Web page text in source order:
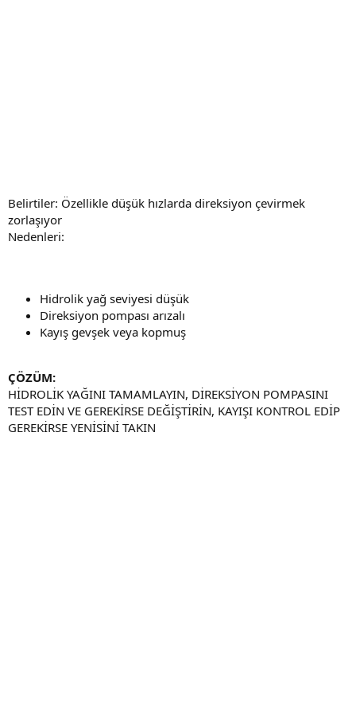
Belirtiler: Özellikle düşük hızlarda direksiyon çevirmek
zorlaşıyor
Nedenleri:
Hidrolik yağ seviyesi düşük
Direksiyon pompası arızalı
Kayış gevşek veya kopmuş
ÇÖZÜM:
HİDROLİK YAĞINI TAMAMLAYIN, DİREKSİYON POMPASINI
TEST EDİN VE GEREKİRSE DEĞİŞTİRİN, KAYIŞI KONTROL EDİP
GEREKİRSE YENİSİNİ TAKIN